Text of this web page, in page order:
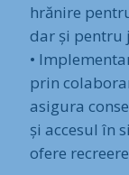
hrănire
dar și pentru
•
prin
asigura
și accesul în
ofere